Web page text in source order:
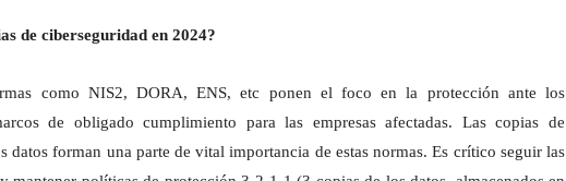
de ciberseguridad en 2024?
como NIS2, DORA, ENS, etc ponen el foco en la protección ante los
de obligado cumplimiento para las empresas afectadas. Las copias de
datos forman una parte de vital importancia de estas normas. Es crítico seguir las